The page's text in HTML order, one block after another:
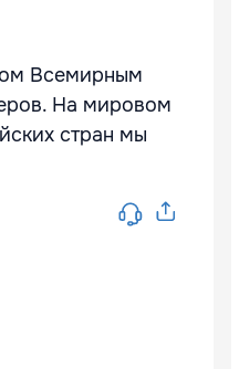
Всемирным
На мировом
стран мы